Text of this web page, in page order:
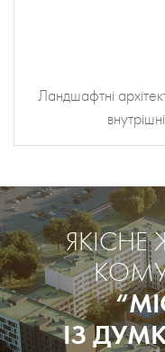
Ландшафтні
КОМУ
ІЗ